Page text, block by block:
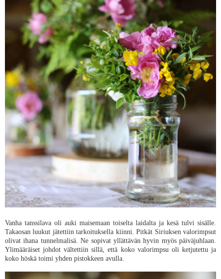
Vanha tanssilava oli auki maisemaan toiselta laidalta ja kesä tulvi sisälle.
Takaosan luukut jätettiin tarkoituksella kiinni. Pitkät Siriuksen valorimpsut
olivat ihana tunnelmalisä. Ne sopivat yllättävän hyvin myös päiväjuhlaan.
Ylimääräiset johdot vältettiin sillä, että koko valorimpsu oli ketjutettu ja
koko höskä toimi yhden pistokkeen avulla.